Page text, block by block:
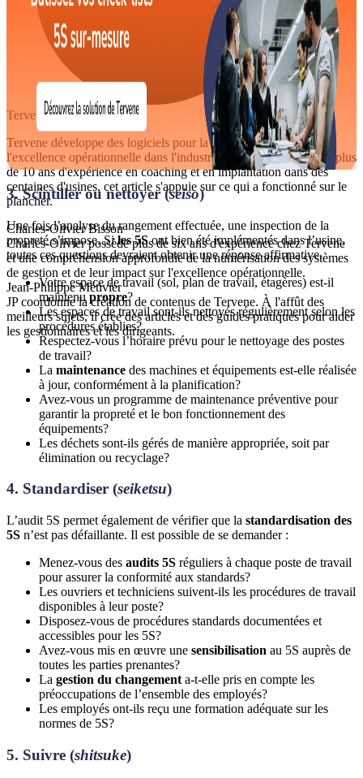
Tervene Québec
Tervene développe des logiciels pour la gestion quotidienne et
l'excellence opérationnelle dans l'industrie manufacturière. Avec plus
de 10 ans d'expérience en coaching et en implantation dans des
centaines d'usines, cet article s'appuie sur ce qui a fonctionné sur le
plancher.
Charles-Olivier Bisson
Charles-Olivier possède plus de six ans d'expérience chez Tervene
et une compréhension approfondie de la numérisation des systèmes
de gestion et de leur impact sur l'excellence opérationnelle.
Jean-Philippe Métivier
JP coordonne la création de contenus de Tervene. À l'affût des
meilleurs sujets, il crée des articles et des guides pratiques pour aider
les gestionnaires et les dirigeants.
3. Scintiller ou nettoyer (seiso)
Une fois l’analyse du rangement effectuée, une inspection de la
propreté s’impose. Siles 5Sont bien été implémentés dans l’usine,
toutes ces questions devraient obtenir une réponse affirmative.
Votre espace de travail (sol, plan de travail, étagères) est-il
maintenupropre?
Les espaces de travail sont-ils nettoyés régulièrement selon les
procédures établies?
Respectez-vous l’horaire prévu pour le nettoyage des postes
de travail?
La maintenance des machines et équipements est-elle réalisée
à jour, conformément à la planification?
Avez-vous un programme de maintenance préventive pour
garantir la propreté et le bon fonctionnement des
équipements?
Les déchets sont-ils gérés de manière appropriée, soit par
élimination ou recyclage?
4. Standardiser (seiketsu)
L’audit 5S permet également de vérifier que la standardisation des
5S n’est pas défaillante. Il est possible de se demander :
Menez-vous des audits 5S réguliers à chaque poste de travail
pour assurer la conformité aux standards?
Les ouvriers et techniciens suivent-ils les procédures de travail
disponibles à leur poste?
Disposez-vous de procédures standards documentées et
accessibles pour les 5S?
Avez-vous mis en œuvre une sensibilisation au 5S auprès de
toutes les parties prenantes?
La gestion du changement a-t-elle pris en compte les
préoccupations de l’ensemble des employés?
Les employés ont-ils reçu une formation adéquate sur les
normes de 5S?
5. Suivre (shitsuke)